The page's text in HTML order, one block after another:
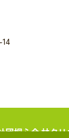
団桐心会 林クリ